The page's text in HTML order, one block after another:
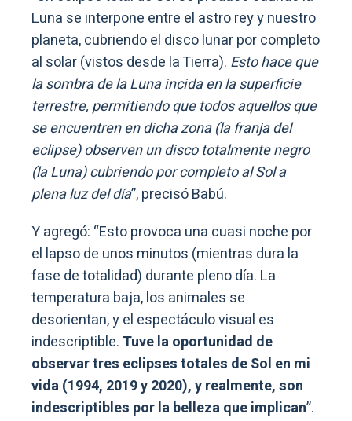
Luna se interpone entre el astro rey y nuestro
planeta, cubriendo el disco lunar por completo
al solar (vistos desde la Tierra). Esto hace que
la sombra de la Luna incida en la superficie
terrestre, permitiendo que todos aquellos que
se encuentren en dicha zona (la franja del
eclipse) observen un disco totalmente negro
(la Luna) cubriendo por completo al Sol a
plena luz del día”, precisó Babú.
Y agregó: “Esto provoca una cuasi noche por
el lapso de unos minutos (mientras dura la
fase de totalidad) durante pleno día. La
temperatura baja, los animales se
desorientan, y el espectáculo visual es
indescriptible. Tuve la oportunidad de
observar tres eclipses totales de Sol en mi
vida (1994, 2019 y 2020), y realmente, son
indescriptibles por la belleza que implican”.